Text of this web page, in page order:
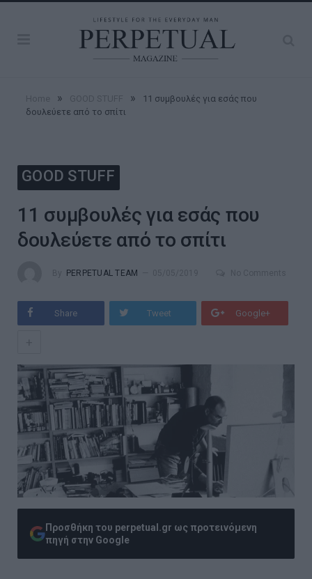
» »
11 συμβουλές για εσάς που
δουλεύετε από το σπίτι
GOOD STUFF
11 συμβουλές για εσάς που
δουλεύετε από το σπίτι
PERPETUAL TEAM
Share Tweet Google+
Προσθήκη του perpetual.gr ως προτεινόμενη
πηγή στην Google